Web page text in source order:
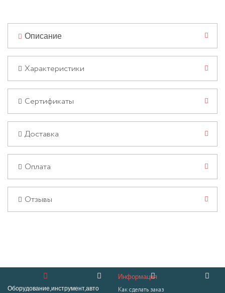
Описание
Характеристики
Сертификаты
Доставка
Оплата
Отзывы
Оборудование,инструмент,авто
Информация
Как сделать заказ